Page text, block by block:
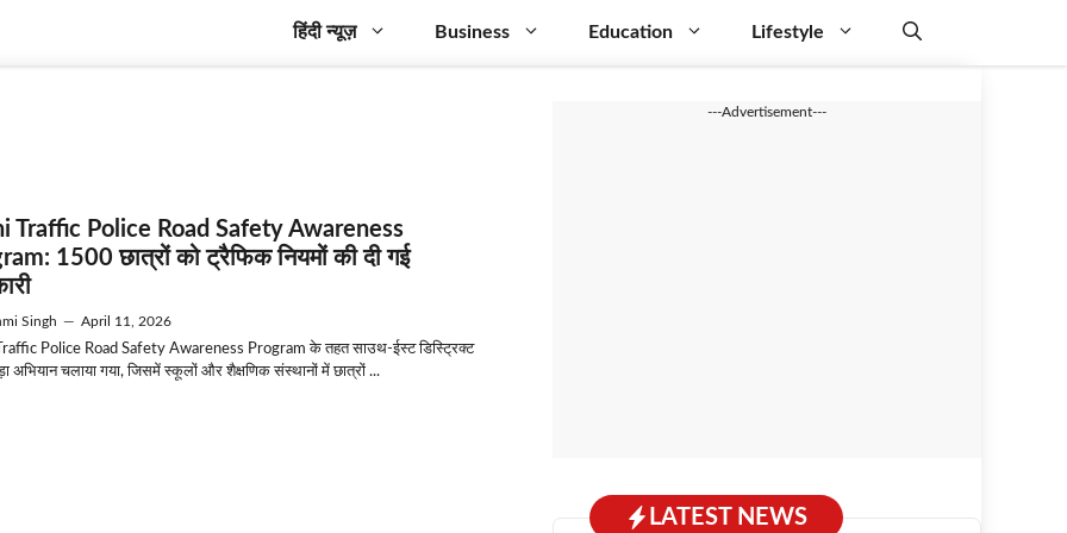
हिंदी न्यूज़ Business Education Lifestyle
Traffic Police Road Safety Awareness
1500 छात्रों को ट्रैफिक नियमों की दी गई
Singh — April 11, 2026
Police Road Safety Awareness Program के तहत साउथ-ईस्ट डिस्ट्रिक्ट
अभियान चलाया गया, जिसमें स्कूलों और शैक्षणिक संस्थानों में छात्रों ...
---Advertisement---
LATEST NEWS